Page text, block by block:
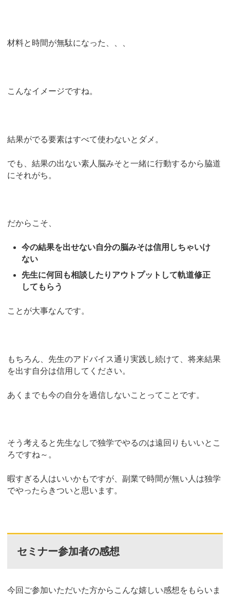
材料と時間が無駄になった、、、
こんなイメージですね。
結果がでる要素はすべて使わないとダメ。
でも、結果の出ない素人脳みそと一緒に行動するから脇道
にそれがち。
だからこそ、
今の結果を出せない自分の脳みそは信用しちゃいけ
ない
先生に何回も相談したりアウトプットして軌道修正
してもらう
ことが大事なんです。
もちろん、先生のアドバイス通り実践し続けて、将来結果
を出す自分は信用してください。
あくまでも今の自分を過信しないことってことです。
そう考えると先生なしで独学でやるのは遠回りもいいとこ
ろですね～。
暇すぎる人はいいかもですが、副業で時間が無い人は独学
でやったらきついと思います。
セミナー参加者の感想
今回ご参加いただいた方からこんな嬉しい感想をもらいま